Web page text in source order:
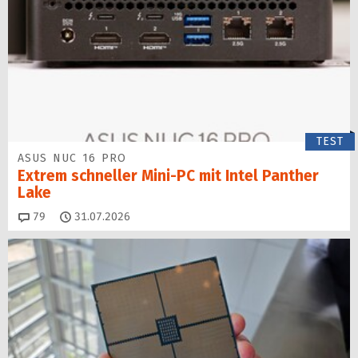
TEST
ASUS NUC 16 PRO
Extrem schneller Mini-PC mit Intel Panther
Lake
79 Kommentare
31.07.2026